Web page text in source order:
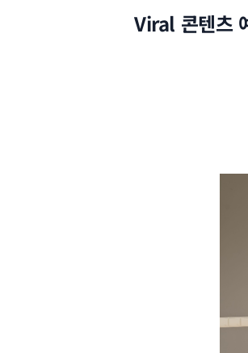
PORTFOLIO
Viral 콘텐츠